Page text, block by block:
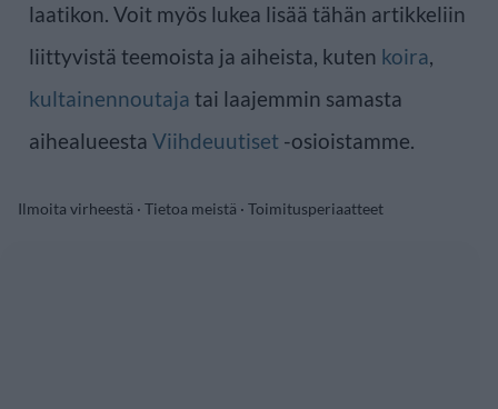
laatikon. Voit myös lukea lisää tähän artikkeliin
liittyvistä teemoista ja aiheista, kuten koira,
kultainennoutaja tai laajemmin samasta
aihealueesta Viihdeuutiset -osioistamme.
Ilmoita virheestä · Tietoa meistä · Toimitusperiaatteet